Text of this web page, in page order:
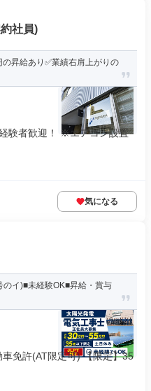
社員)
昇給あり✅業績右肩上がりの
験者歓迎！ ※エアコン設置
気になる
のイ)■未経験OK■昇給・賞与
免許(AT限定可) 【限定】35